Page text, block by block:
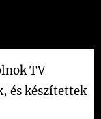
TV
és készítettek